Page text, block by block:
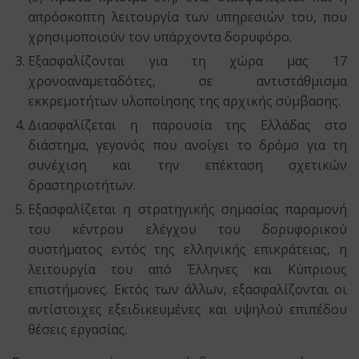
απρόσκοπτη λειτουργία των υπηρεσιών του, που
χρησιμοποιούν τον υπάρχοντα δορυφόρο.
Εξασφαλίζονται για τη χώρα μας 17
χρονοαναμεταδότες, σε αντιστάθμισμα
εκκρεμοτήτων υλοποίησης της αρχικής σύμβασης.
Διασφαλίζεται η παρουσία της Ελλάδας στο
διάστημα, γεγονός που ανοίγει το δρόμο για τη
συνέχιση και την επέκταση σχετικών
δραστηριοτήτων.
Εξασφαλίζεται η στρατηγικής σημασίας παραμονή
του κέντρου ελέγχου του δορυφορικού
συστήματος εντός της ελληνικής επικράτειας, η
λειτουργία του από Έλληνες και Κύπριους
επιστήμονες. Εκτός των άλλων, εξασφαλίζονται οι
αντίστοιχες εξειδικευμένες και υψηλού επιπέδου
θέσεις εργασίας.